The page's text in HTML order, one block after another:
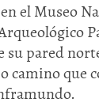
el Museo
su pared
camino que